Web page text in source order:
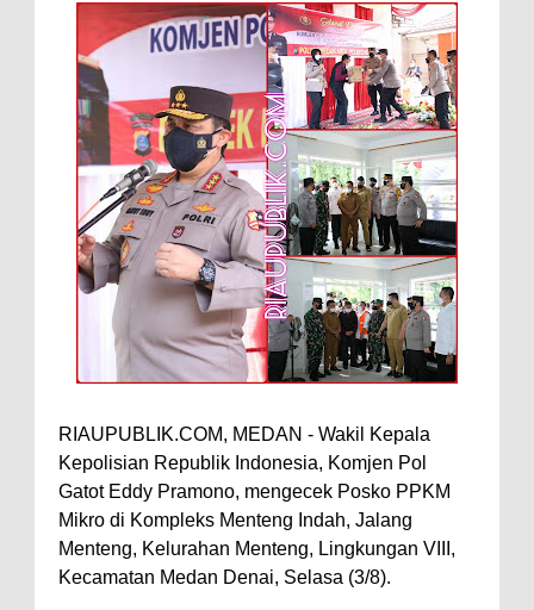
RIAUPUBLIK.COM, MEDAN - Wakil Kepala
Kepolisian Republik Indonesia, Komjen Pol
Gatot Eddy Pramono, mengecek Posko PPKM
Mikro di Kompleks Menteng Indah, Jalang
Menteng, Kelurahan Menteng, Lingkungan VIII,
Kecamatan Medan Denai, Selasa (3/8).